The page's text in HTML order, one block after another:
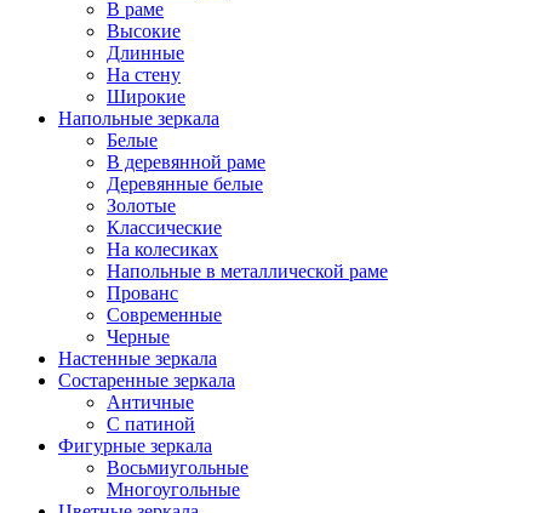
В раме
Высокие
Длинные
На стену
Широкие
Напольные зеркала
Белые
В деревянной раме
Деревянные белые
Золотые
Классические
На колесиках
Напольные в металлической раме
Прованс
Современные
Черные
Настенные зеркала
Состаренные зеркала
Античные
С патиной
Фигурные зеркала
Восьмиугольные
Многоугольные